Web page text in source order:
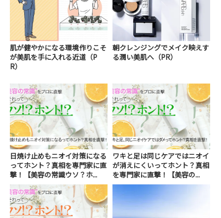
肌が健やかになる環境作りこそ
が美肌を手に入れる近道（P
R）
朝クレンジングでメイク映えす
る潤い美肌へ（PR）
日焼け止めもニオイ対策になる
ってホント？真相を専門家に直
撃！【美容の常識ウソ？ホ...
ワキと足は同じケアではニオイ
が消えにくいってホント？真相
を専門家に直撃！【美容の...